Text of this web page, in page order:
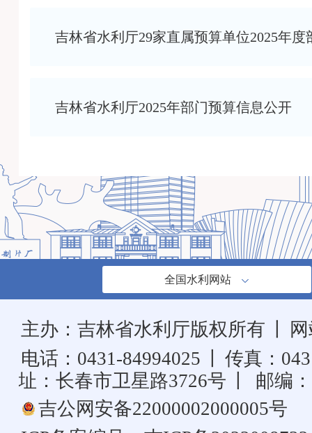
吉林省水利厅29家直属预算单位2025年
吉林省水利厅2025年部门预算信息公开
全国水利网站
主办：吉林省水利厅版权所有
电话：0431-84994025
传真：
址：长春市卫星路3726号
邮编
吉公网安备22000002000005号